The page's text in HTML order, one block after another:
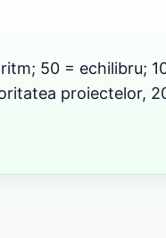
50 = echilibru;
proiectelor,